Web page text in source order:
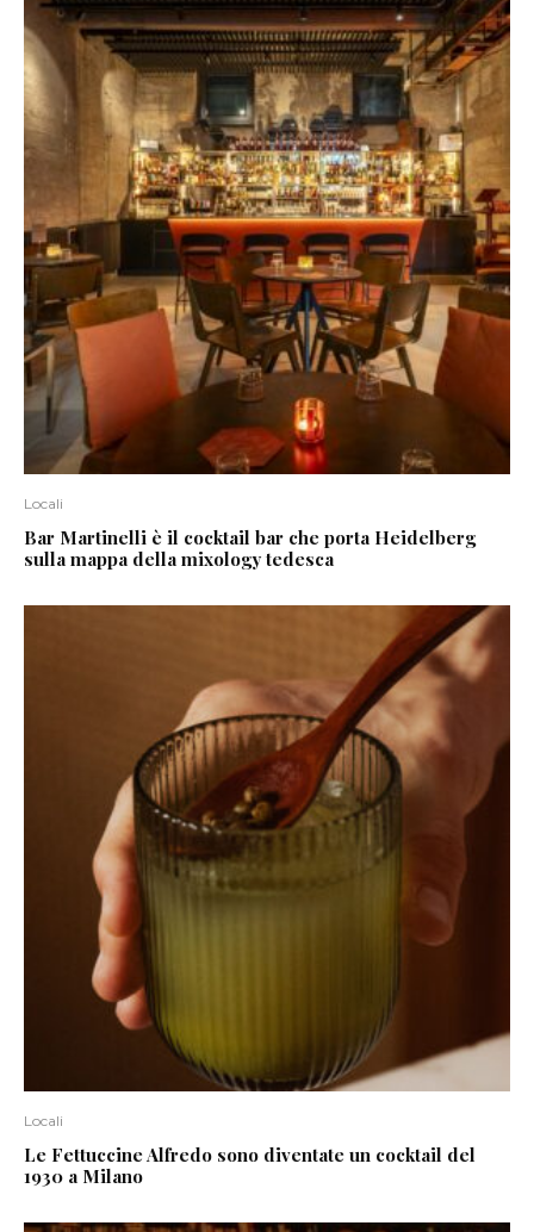
Locali
Bar Martinelli è il cocktail bar che porta Heidelberg
sulla mappa della mixology tedesca
Locali
Le Fettuccine Alfredo sono diventate un cocktail del
1930 a Milano